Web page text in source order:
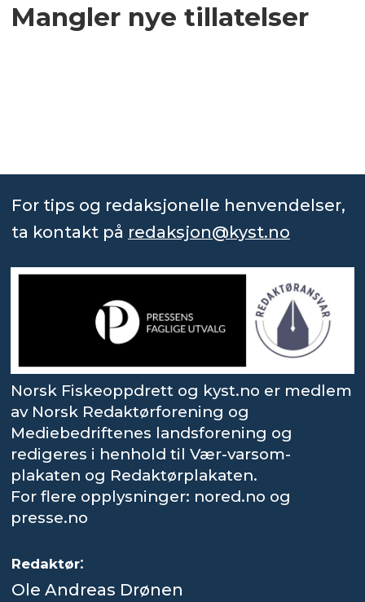
Mangler nye tillatelser
For tips og redaksjonelle henvendelser,
ta kontakt på redaksjon@kyst.no
Norsk Fiskeoppdrett og kyst.no er medlem
av Norsk Redaktørforening og
Mediebedriftenes landsforening og
redigeres i henhold til Vær-varsom-
plakaten og Redaktørplakaten.
For flere opplysninger: nored.no og
presse.no
Redaktør:
Ole Andreas Drønen